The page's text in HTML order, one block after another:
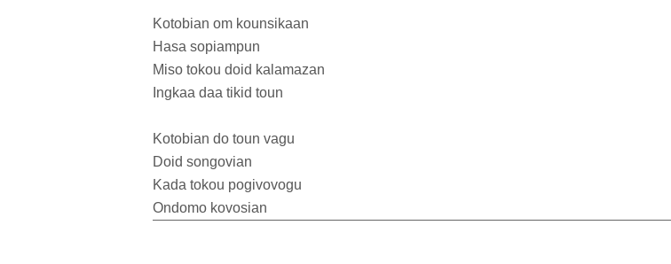
Kotobian om kounsikaan
Hasa sopiampun
Miso tokou doid kalamazan
Ingkaa daa tikid toun
Kotobian do toun vagu
Doid songovian
Kada tokou pogivovogu
Ondomo kovosian